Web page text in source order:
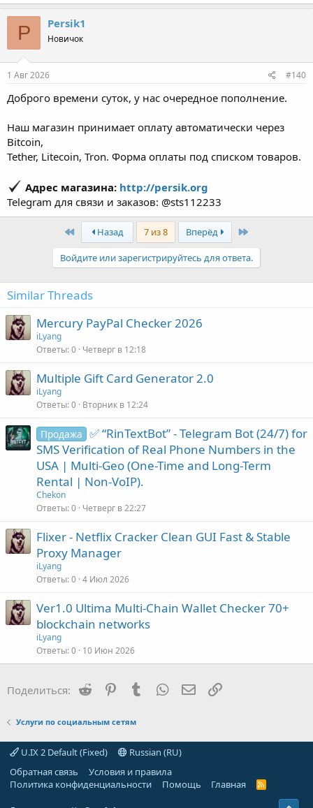
P Persik1
Новичок
1 Авг 2026 #140
Доброго времени суток, у нас очередное пополнение.
Наш магазин принимает оплату автоматически через
Bitcoin,
Tether, Litecoin, Tron. Форма оплаты под списком товаров.
Адрес магазина: http://persik.org
Telegram для связи и заказов: @sts112233
First Назад 7 из 8 Вперёд Last
Войдите или зарегистрируйтесь для ответа.
Similar Threads
Mercury PayPal Checker 2026
iLyang
Ответы 0 Четверг в 12:18
Multiple Gift Card Generator 2.0
iLyang
Ответы 0 Вторник в 12:24
Продажа ✅ “RinTextBot” - Telegram Bot (24/7) for
SMS Verification of Real Phone Numbers in the
USA | Multi-Geo (One-Time and Long-Term
Rental | Non-VoIP).
Chekon
Ответы 0 Четверг в 22:27
Flixer - Netflix Cracker Clean GUI Fast & Stable
Proxy Manager
iLyang
Ответы 0 4 Июл 2026
Ver1.0 Ultima Multi-Chain Wallet Checker 70+
blockchain networks
iLyang
Ответы 0 10 Июн 2026
Поделиться: Reddit PinterestTumblrWhatsAppЭлектронная почта
Ссылка
Услуги по социальным сетям
U.IX 2 Default (Fixed)
Russian (RU)
Обратная связь
Условия и правила
Политика конфиденциальности
Помощь Главная
R